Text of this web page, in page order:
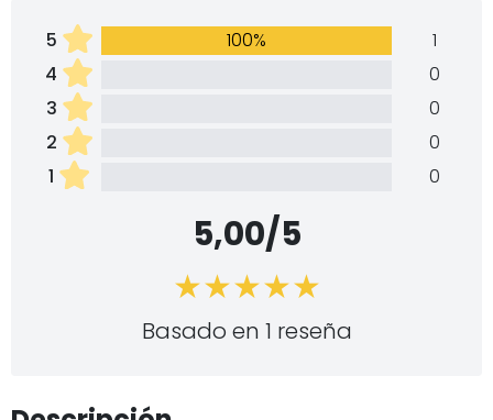
5 100%
1
4
0
3
0
2
0
1
0
5,00/5
Basado en 1 reseña